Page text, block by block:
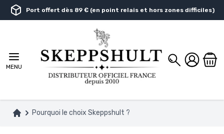
Aller au contenu
Port offert dès 89 € (en point relais et hors zones difficiles)
MENU
Chercher
Pourquoi le choix Skeppshult ?